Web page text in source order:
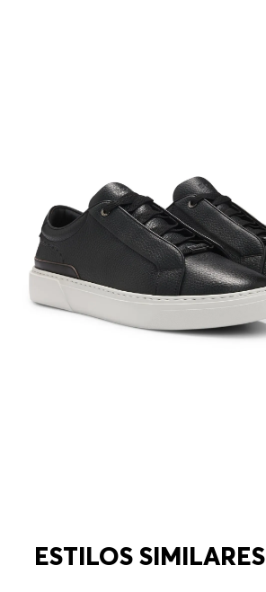
ESTILOS SIMILARES